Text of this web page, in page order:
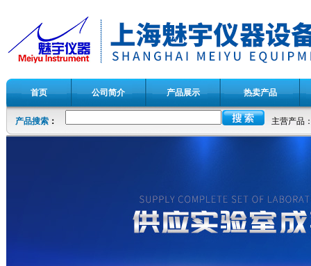
首页 公司简介 产品展示 热卖产品
产品搜索： 主营产品